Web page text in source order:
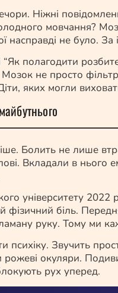
Ніжні
мовчання?
насправді не було. За
“Як полагодити
не просто
яких могли
Болить не лише
Вкладали в нього
університету 2022
фізичний біль.
руку. Тому ми
психіку. Звучить
окуляри.
рух уперед.